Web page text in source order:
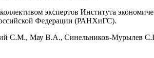
экспертов Института
Федерации (РАНХиГС).
С.М., Мау В.А., Синельников-Мурылев